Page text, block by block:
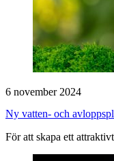
6 november 2024
Ny vatten- och
För att skapa ett